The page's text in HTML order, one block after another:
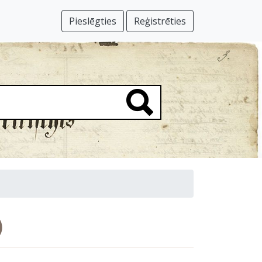
Pieslēgties Reģistrēties